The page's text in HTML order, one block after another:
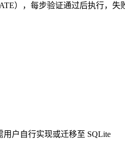
），每步验证通过后执行，失
户自行实现或迁移至 SQLite